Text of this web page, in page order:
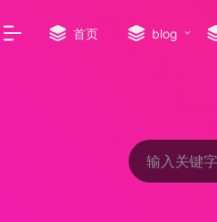
首页 blog